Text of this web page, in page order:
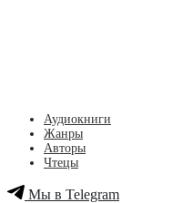
Аудиокниги
Жанры
Авторы
Чтецы
Мы в Telegram